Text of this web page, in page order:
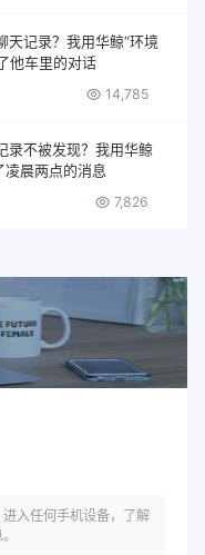
天记录？我用华鲸“环境
他车里的对话
14,785
录不被发现？我用华鲸
凌晨两点的消息
7,826
入任何手机设备，了解